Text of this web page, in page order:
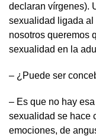
declaran vírgenes).
sexualidad ligada al
nosotros queremos
sexualidad en la
– ¿Puede ser
– Es que no hay
sexualidad se hace
emociones, de